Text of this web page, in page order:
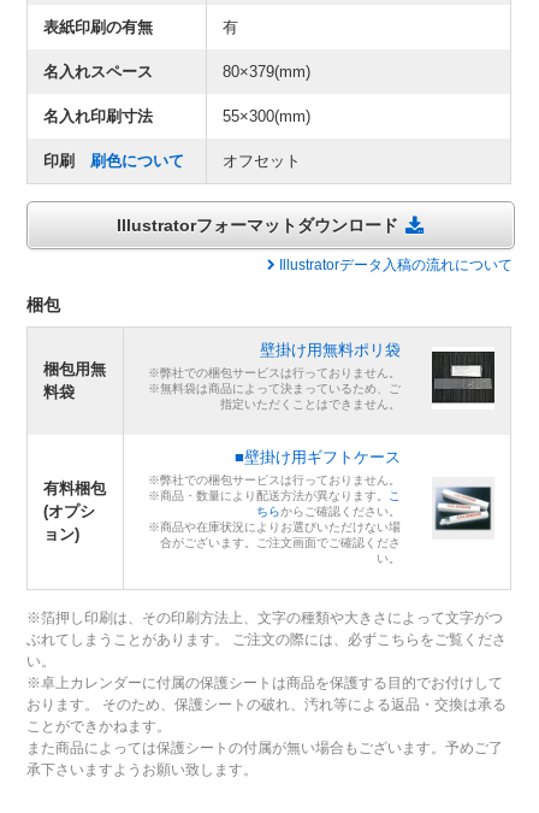
表紙印刷の有無 有
名入れスペース 80×379(mm)
名入れ印刷寸法 55×300(mm)
印刷刷色について オフセット
Illustratorフォーマットダウンロード
Illustratorデータ入稿の流れについて
梱包
梱包用無
料袋
壁掛け用無料ポリ袋
※弊社での梱包サービスは行っておりません。
※無料袋は商品によって決まっているため、ご
指定いただくことはできません。
有料梱包
(オプシ
ョン)
■壁掛け用ギフトケース
※弊社での梱包サービスは行っておりません。
※商品・数量により配送方法が異なります。 こ
ちらからご確認ください。
※商品や在庫状況によりお選びいただけない場
合がございます。ご注文画面でご確認くださ
い。
※箔押し印刷は、その印刷方法上、文字の種類や大きさによって文字がつ
ぶれてしまうことがあります。 ご注文の際には、必ずこちらをご覧くださ
い。
※卓上カレンダーに付属の保護シートは商品を保護する目的でお付けして
おります。 そのため、保護シートの破れ、汚れ等による返品・交換は承る
ことができかねます。
また商品によっては保護シートの付属が無い場合もございます。予めご了
承下さいますようお願い致します。